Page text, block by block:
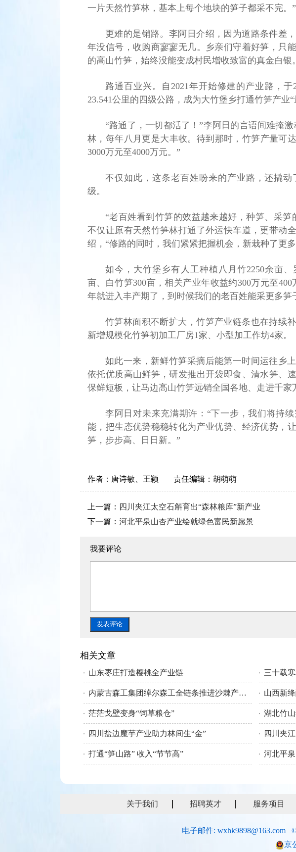
一片天然竹笋林，基本上每个地块的笋子都采不完。”
更难的是销路。李阿日介绍，因为道路条件差
年没信号，收购商寥寥无几。乡亲们守着好笋，只
的高山竹笋，始终没能变成村民增收致富的真金白银。
路通百业兴。自2021年开始修建的产业路，
23.541公里的四级公路，成为大竹堡乡打通竹笋产业“
“路通了，一切都活了！”李阿日的言语间难掩
林，每年八月更是大丰收。待到那时，竹笋产量可
3000万元至4000万元。”
不仅如此，这条老百姓盼来的产业路，还撬
级。
“老百姓看到竹笋的效益越来越好，种笋、采
不仅让原有天然竹笋林打通了外运快车道，更带动
绍，“修路的同时，我们紧紧把握机会，新栽种了更
如今，大竹堡乡有人工种植八月竹2250余亩、
亩、白竹笋300亩，相关产业年收益约300万元至
年就进入丰产期了，到时候我们的老百姓能采更多笋
竹笋林面积不断扩大，竹笋产业链条也在持续
新增规模化竹笋初加工厂房1家、小型加工作坊4家。
如此一来，新鲜竹笋采摘后能第一时间运往乡
依托优质高山鲜笋，研发推出开袋即食、清水笋、
保鲜短板，让马边高山竹笋远销全国各地、走进千家
李阿日对未来充满期许：“下一步，我们将持
能，把生态优势稳稳转化为产业优势、经济优势，
笋，步步高、日日新。”
作者： 唐诗敏、王颖 责任编辑： 胡萌萌
上一篇： 四川夹江太空石斛育出“森林粮库”新产业
下一篇： 河北平泉山杏产业绘就绿色富民新愿景
我要评论
相关文章
山东枣庄打造樱桃全产业链
内蒙古森工集团绰尔森工全链条推进沙棘产业发展 山西新
茫茫戈壁变身“饲草粮仓” 湖北竹
四川盐边魔芋产业助力林间生“金” 四川夹
打通“笋山路” 收入“节节高” 河北平
关于我们 招聘英才 服务项目
电子邮件: wxhk9898@163.com
京